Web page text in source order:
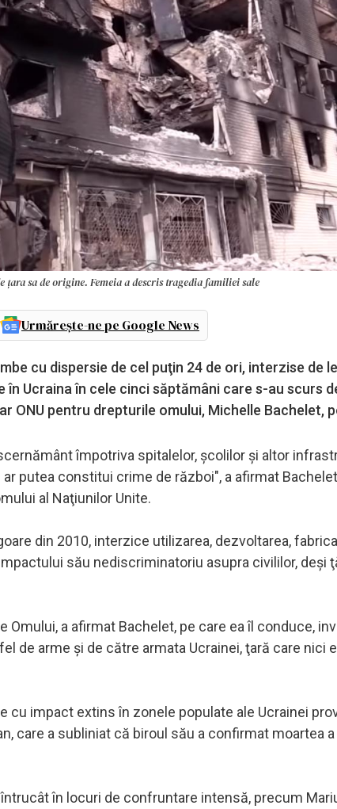
sa de origine. Femeia a descris tragedia familiei sale
Urmărește-ne pe Google News
cu dispersie de cel puţin 24 de ori, interzise de
Ucraina în cele cinci săptămâni care s-au scurs
ONU pentru drepturile omului, Michelle Bachelet,
împotriva spitalelor, şcolilor şi altor
putea constitui crime de război", a afirmat
al Naţiunilor Unite.
din 2010, interzice utilizarea, dezvoltarea,
său nediscriminatoriu asupra civililor, deşi
Omului, a afirmat Bachelet, pe care ea îl conduce,
de arme şi de către armata Ucrainei, ţară care nici
cu impact extins în zonele populate ale Ucrainei
care a subliniat că biroul său a confirmat moartea
în locuri de confruntare intensă, precum